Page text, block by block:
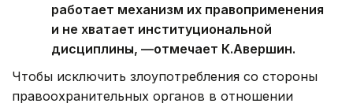
работает механизм их правоприменения
и не хватает институциональной
дисциплины, —отмечает К.Авершин.
Чтобы исключить злоупотребления со стороны
правоохранительных органов в отношении